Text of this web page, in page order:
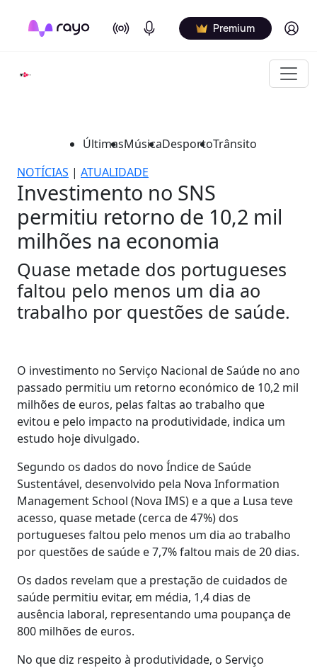
On Air Podcasts Premium Log in
ÚltimasMúsicaDesportoTrânsito
NOTÍCIAS | ATUALIDADE
Investimento no SNS
permitiu retorno de 10,2 mil
milhões na economia
Quase metade dos portugueses
faltou pelo menos um dia ao
trabalho por questões de saúde.
O investimento no Serviço Nacional de Saúde no ano
passado permitiu um retorno económico de 10,2 mil
milhões de euros, pelas faltas ao trabalho que
evitou e pelo impacto na produtividade, indica um
estudo hoje divulgado.
Segundo os dados do novo Índice de Saúde
Sustentável, desenvolvido pela Nova Information
Management School (Nova IMS) e a que a Lusa teve
acesso, quase metade (cerca de 47%) dos
portugueses faltou pelo menos um dia ao trabalho
por questões de saúde e 7,7% faltou mais de 20 dias.
Os dados revelam que a prestação de cuidados de
saúde permitiu evitar, em média, 1,4 dias de
ausência laboral, representando uma poupança de
800 milhões de euros.
No que diz respeito à produtividade, o Serviço